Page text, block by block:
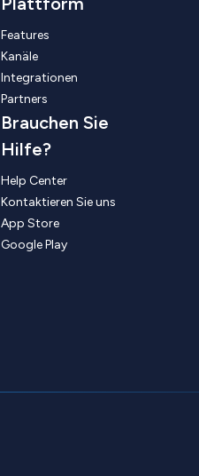
Features
Kanäle
Integrationen
Partners
Brauchen Sie
Hilfe?
Help Center
Kontaktieren Sie uns
App Store
Google Play